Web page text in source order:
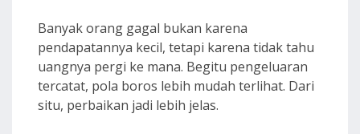
Banyak orang gagal bukan karena
pendapatannya kecil, tetapi karena tidak tahu
uangnya pergi ke mana. Begitu pengeluaran
tercatat, pola boros lebih mudah terlihat. Dari
situ, perbaikan jadi lebih jelas.